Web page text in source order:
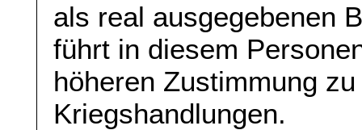
als real ausgegebenen
führt in diesem
höheren Zustimmung
Kriegshandlungen.